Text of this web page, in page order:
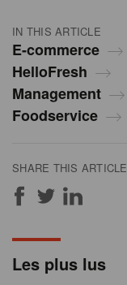
IN THIS ARTICLE
E-commerce
HelloFresh
Management
Foodservice
SHARE THIS ARTICLE
Les plus lus